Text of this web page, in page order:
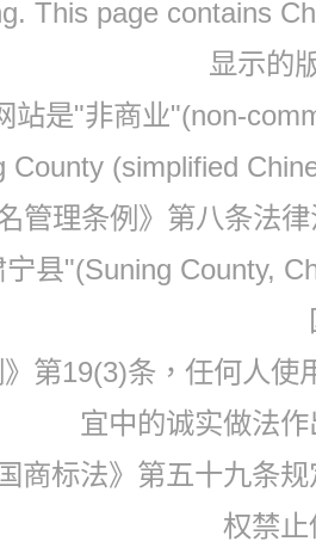
This page contains
显示的
站是"非商业"(non-
County (simplified
管理条例》第八条法
县"(Suning County,
第19(3)条，任何人
宜中的诚实做法
商标法》第五十九条
权禁